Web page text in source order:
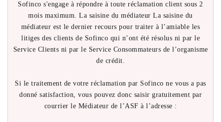
Sofinco s'engage à répondre à toute réclamation client sous 2
mois maximum. La saisine du médiateur La saisine du
médiateur est le dernier recours pour traiter à l’amiable les
litiges des clients de Sofinco qui n’ont été résolus ni par le
Service Clients ni par le Service Consommateurs de l’organisme
de crédit.
Si le traitement de votre réclamation par Sofinco ne vous a pas
donné satisfaction, vous pouvez donc saisir gratuitement par
courrier le Médiateur de l’ASF à l’adresse :